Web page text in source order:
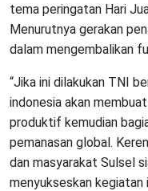
tema peringatan Hari
Menurutnya gerakan
dalam mengembalikan
“Jika ini dilakukan TNI
indonesia akan
produktif kemudian
pemanasan global.
dan masyarakat Sulsel
menyukseskan kegiatan